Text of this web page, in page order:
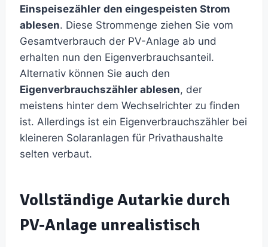
Einspeisezähler den eingespeisten Strom
ablesen. Diese Strommenge ziehen Sie vom
Gesamtverbrauch der PV-Anlage ab und
erhalten nun den Eigenverbrauchsanteil.
Alternativ können Sie auch den
Eigenverbrauchszähler ablesen, der
meistens hinter dem Wechselrichter zu finden
ist. Allerdings ist ein Eigenverbrauchszähler bei
kleineren Solaranlagen für Privathaushalte
selten verbaut.
Vollständige Autarkie durch
PV-Anlage unrealistisch